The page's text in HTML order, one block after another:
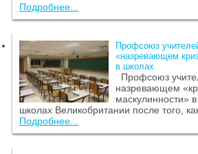
Подробнее...
Профсоюз
«назревающем
в школах
Профсоюз
назревающем
маскулинности» в
школах Великобритании после того,
Подробнее...